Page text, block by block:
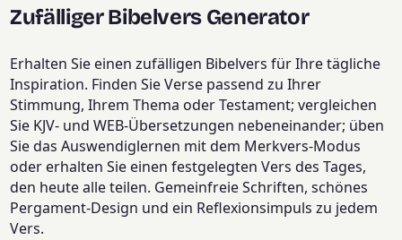
Zufälliger Bibelvers Generator
Erhalten Sie einen zufälligen Bibelvers für Ihre tägliche
Inspiration. Finden Sie Verse passend zu Ihrer
Stimmung, Ihrem Thema oder Testament; vergleichen
Sie KJV- und WEB-Übersetzungen nebeneinander; üben
Sie das Auswendiglernen mit dem Merkvers-Modus
oder erhalten Sie einen festgelegten Vers des Tages,
den heute alle teilen. Gemeinfreie Schriften, schönes
Pergament-Design und ein Reflexionsimpuls zu jedem
Vers.